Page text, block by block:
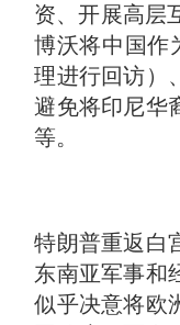
资、开展高层
博沃将中国作
理进行回访）
避免将印尼华
等。
特朗普重返白
东南亚军事和
似乎决意将欧